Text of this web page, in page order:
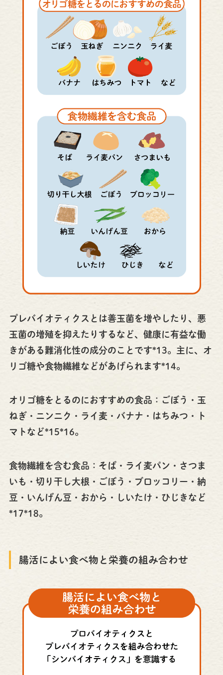
プレバイオティクスとは善玉菌を増やしたり、悪
玉菌の増殖を抑えたりするなど、健康に有益な働
きがある難消化性の成分のことです*13。主に、オ
リゴ糖や食物繊維などがあげられます*14。
オリゴ糖をとるのにおすすめの食品：ごぼう・玉
ねぎ・ニンニク・ライ麦・バナナ・はちみつ・ト
マトなど*15*16。
食物繊維を含む食品：そば・ライ麦パン・さつま
いも・切り干し大根・ごぼう・ブロッコリー・納
豆・いんげん豆・おから・しいたけ・ひじきなど
*17*18。
腸活によい食べ物と栄養の組み合わせ